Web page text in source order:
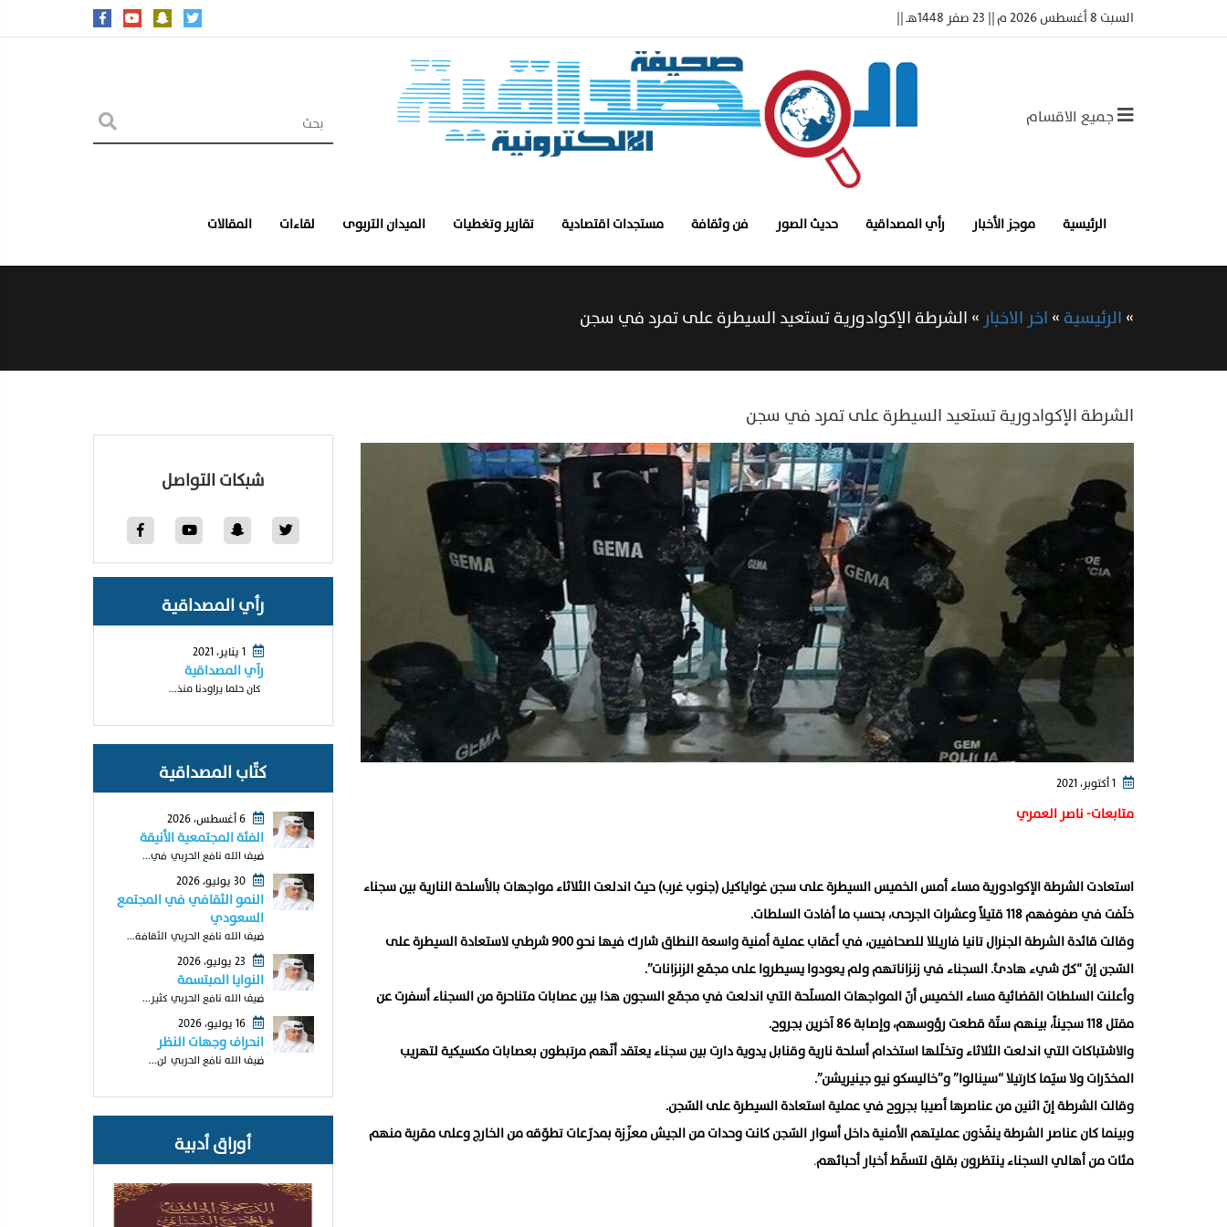
السبت 8 أغسطس 2026 م || 23 صفر 1448هـ ||
جميع الاقسام
الرئيسية موجز الأخبار رأي المصداقية حديث الصور فن وثقافة مستجدات اقتصادية تقارير وتغطيات الميدان التربوى لقاءات المقالات
»الرئيسية»اخر الاخبار »الشرطة الإكوادورية تستعيد السيطرة على تمرد في سجن
الشرطة الإكوادورية تستعيد السيطرة على تمرد في سجن
متابعات- ناصر العمري
استعادت الشرطة الإكوادورية مساء أمس الخميس السيطرة على سجن غواياكيل (جنوب غرب) حيث اندلعت الثلاثاء مواجهات بالأسلحة النارية بين سجناء
خلّفت في صفوفهم 118 قتيلاً وعشرات الجرحى، بحسب ما أفادت السلطات.
وقالت قائدة الشرطة الجنرال تانيا فاريللا للصحافيين، في أعقاب عملية أمنية واسعة النطاق شارك فيها نحو 900 شرطي لاستعادة السيطرة على
السّجن إنّ “كلّ شيء هادئ. السجناء في زنزاناتهم ولم يعودوا يسيطروا على مجمّع الزنزانات”.
وأعلنت السلطات القضائية مساء الخميس أنّ المواجهات المسلّحة التي اندلعت في مجمّع السجون هذا بين عصابات متناحرة من السجناء أسفرت عن
مقتل 118 سجيناً، بينهم ستّة قطعت رؤوسهم، وإصابة 86 آخرين بجروح.
والاشتباكات التي اندلعت الثلاثاء وتخلّلها استخدام أسلحة نارية وقنابل يدوية دارت بين سجناء يعتقد أنّهم مرتبطون بعصابات مكسيكية لتهريب
المخدّرات ولا سيّما كارتيلا “سينالوا” و”خاليسكو نيو جينيريشن”.
وقالت الشرطة إنّ اثنين من عناصرها أصيبا بجروح في عملية استعادة السيطرة على السّجن.
وبينما كان عناصر الشرطة ينفّذون عمليتهم الأمنية داخل أسوار السّجن كانت وحدات من الجيش معزّزة بمدرّعات تطوّقه من الخارج وعلى مقربة منهم
مئات من أهالي السجناء ينتظرون بقلق لتسقّط أخبار أحبائهم.
شبكات التواصل
رأي المصداقية
رآي المصداقية
كان حلما يراودنا منذ...
كتّاب المصداقية
الفئة المجتمعية الأنيقة
ضيف الله نافع الحربي في...
النمو الثقافي في المجتمع
السعودي
ضيف الله نافع الحربي الثقافة...
النوايا المبتسمة
ضيف الله نافع الحربي كثير...
انحراف وجهات النظر
ضيف الله نافع الحربي لن...
أوراق أدبية